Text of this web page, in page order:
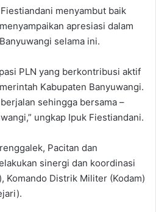
menyambut baik
apresiasi dalam
selama ini.
PLN yang berkontribusi aktif
Kabupaten Banyuwangi.
sehingga bersama –
ungkap Ipuk Fiestiandani.
Pacitan dan
sinergi dan koordinasi
Komando Distrik Militer (Kodam)